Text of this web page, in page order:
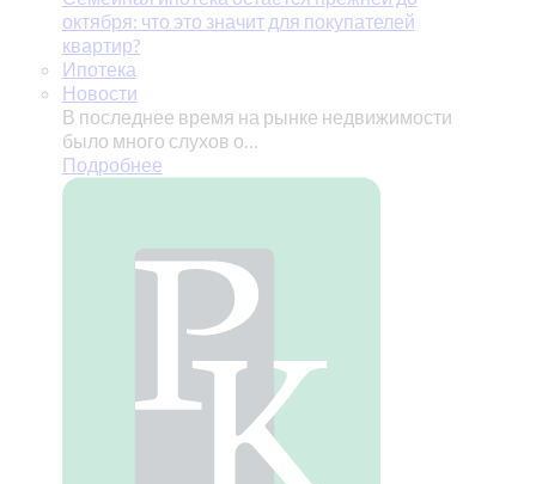
октября: что это значит для покупателей
квартир?
Ипотека
Новости
В последнее время на рынке недвижимости
было много слухов о…
Подробнее